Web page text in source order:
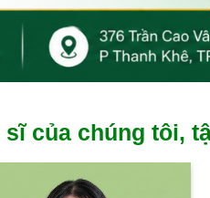
sĩ của chúng tôi,